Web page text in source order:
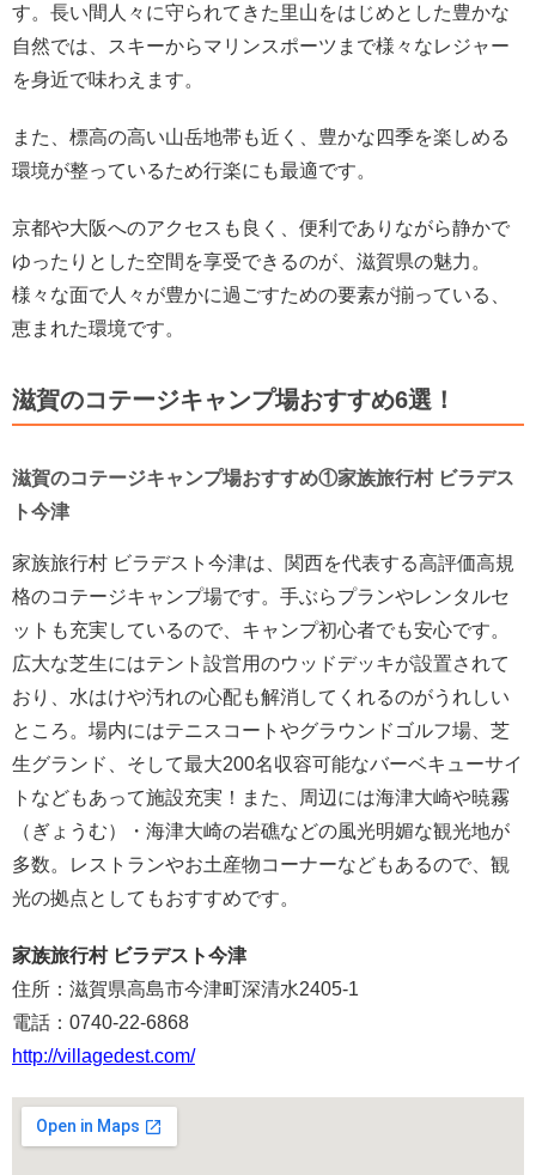
す。長い間人々に守られてきた里山をはじめとした豊かな
自然では、スキーからマリンスポーツまで様々なレジャー
を身近で味わえます。
また、標高の高い山岳地帯も近く、豊かな四季を楽しめる
環境が整っているため行楽にも最適です。
京都や大阪へのアクセスも良く、便利でありながら静かで
ゆったりとした空間を享受できるのが、滋賀県の魅力。
様々な面で人々が豊かに過ごすための要素が揃っている、
恵まれた環境です。
滋賀のコテージキャンプ場おすすめ6選！
滋賀のコテージキャンプ場おすすめ①家族旅行村 ビラデス
ト今津
家族旅行村 ビラデスト今津は、関西を代表する高評価高規
格のコテージキャンプ場です。手ぶらプランやレンタルセ
ットも充実しているので、キャンプ初心者でも安心です。
広大な芝生にはテント設営用のウッドデッキが設置されて
おり、水はけや汚れの心配も解消してくれるのがうれしい
ところ。場内にはテニスコートやグラウンドゴルフ場、芝
生グランド、そして最大200名収容可能なバーベキューサイ
トなどもあって施設充実！また、周辺には海津大崎や暁霧
（ぎょうむ）・海津大崎の岩礁などの風光明媚な観光地が
多数。レストランやお土産物コーナーなどもあるので、観
光の拠点としてもおすすめです。
家族旅行村 ビラデスト今津
住所：滋賀県高島市今津町深清水2405-1
電話：0740-22-6868
http://villagedest.com/